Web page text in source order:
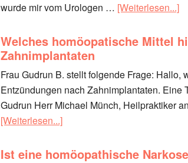
wurde mir vom Urologen … [Weiterlesen...]
Welches homöopatische Mittel
Zahnimplantaten
Frau Gudrun B. stellt folgende Frage:
Entzündungen nach Zahnimplantaten.
Gudrun Herr Michael Münch, Heilpraktiker
[Weiterlesen...]
Ist eine homöopathische